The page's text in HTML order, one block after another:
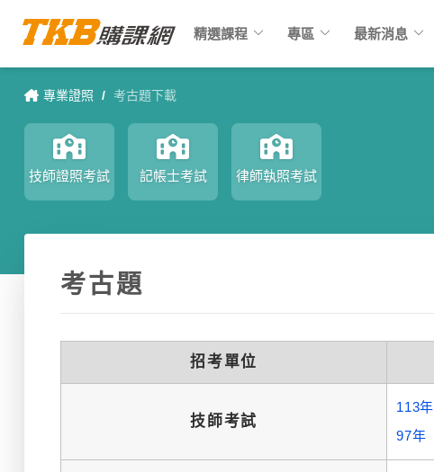
專業證照 / 考古題下載
技師證照考試 記帳士考試 律師執照考試
考古題
招考單位
技師考試
113年
97年
精選課程 keyboard_arrow_down 專區 keyboard_arrow_down 最新消息 keyboard_arrow_down